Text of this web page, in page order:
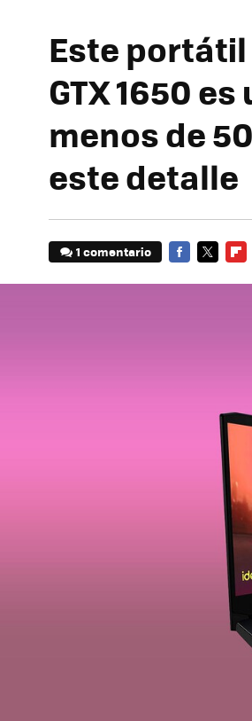
Este
GTX 1650
menos de
este detalle
1 comentario